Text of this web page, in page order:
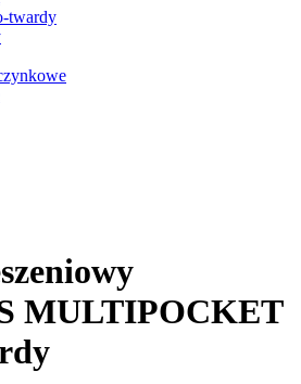
twardy
MULTIPOCKET